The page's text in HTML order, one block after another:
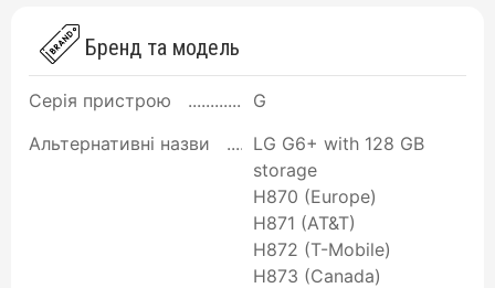
Бренд та модель
Серія пристрою
G
Альтернативні назви
LG G6+ with 128 GB
storage
H870 (Europe)
H871 (AT&T)
H872 (T-Mobile)
H873 (Canada)